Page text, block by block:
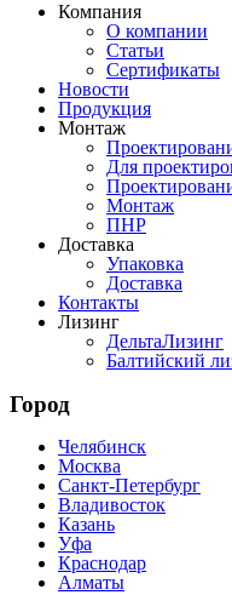
Компания
О компании
Статьи
Сертификаты
Новости
Продукция
Монтаж
Для
Монтаж
ПНР
Доставка
Упаковка
Доставка
Контакты
Лизинг
ДельтаЛизинг
Балтийский
Город
Челябинск
Москва
Санкт-Петербург
Владивосток
Казань
Уфа
Краснодар
Алматы